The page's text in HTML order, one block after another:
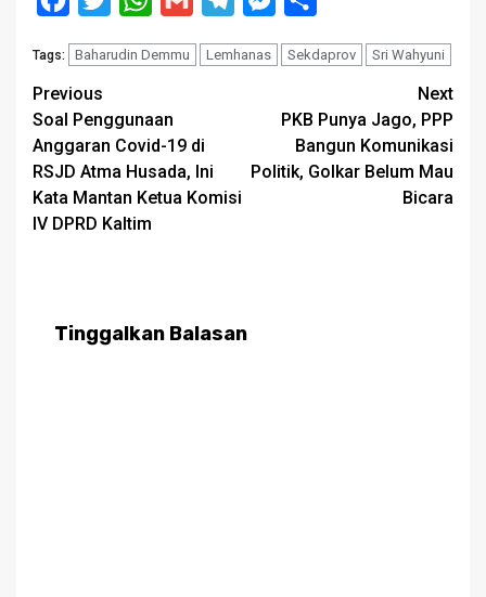
Tags: Baharudin Demmu Lemhanas Sekdaprov Sri Wahyuni
Post
navigation
Previous
Soal Penggunaan
Anggaran Covid-19 di
RSJD Atma Husada, Ini
Kata Mantan Ketua Komisi
IV DPRD Kaltim
Next
PKB Punya Jago, PPP
Bangun Komunikasi
Politik, Golkar Belum Mau
Bicara
Tinggalkan Balasan